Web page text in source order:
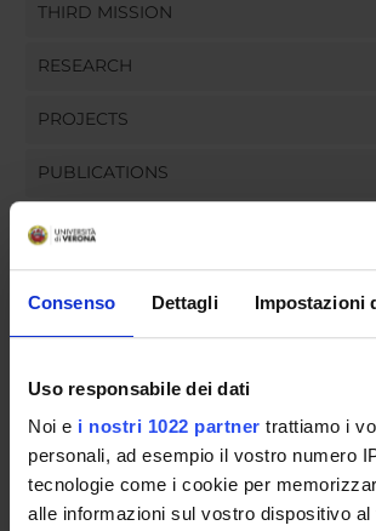
Consenso Dettagli Impostazioni
Uso responsabile dei dati
Noi e i nostri 1022 partner trattiamo i
personali, ad esempio il vostro numero
tecnologie come i cookie per
alle informazioni sul vostro dispositivo al
THIRD MISSION
RESEARCH
PROJECTS
PUBLICATIONS
ASSIGNMENTS
COMMITTEES
DEPARTMENT ADMINISTRATION